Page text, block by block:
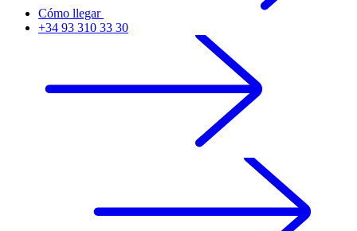
Cómo llegar
+34 93 310 33 30